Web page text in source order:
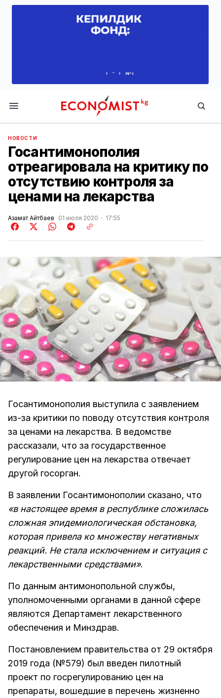
Economist.kg
НОВОСТИ
Госантимонополия
отреагировала на критику по
отсутствию контроля за
ценами на лекарства
Азамат Айтбаев 01 июля 2020 17:55
Госантимонополия выступила с заявлением
из-за критики по поводу отсутствия контроля
за ценами на лекарства. В ведомстве
рассказали, что за государственное
регулирование цен на лекарства отвечает
другой госорган.
В заявлении Госантимонополии сказано, что
«в настоящее время в республике сложилась
сложная эпидемиологическая обстановка,
которая привела ко множеству негативных
реакций. Не стала исключением и ситуация с
лекарственными средствами».
По данным антимонопольной службы,
уполномоченными органами в данной сфере
являются Департамент лекарственного
обеспечения и Минздрав.
Постановлением правительства от 29 октября
2019 года (№579) был введен пилотный
проект по госрегулированию цен на
препараты, вошедшие в перечень жизненно